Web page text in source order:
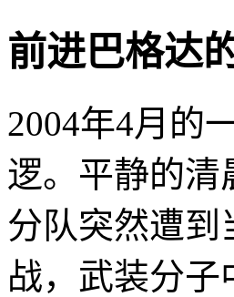
前进巴格达的
2004年4月的
逻。平静的清
分队突然遭到
战，武装分子